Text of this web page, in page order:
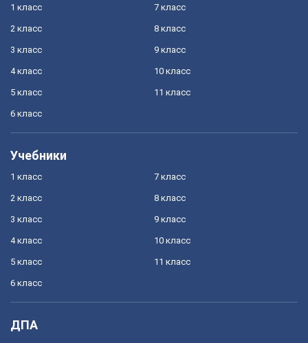
1 класс
2 класс
3 класс
4 класс
5 класс
6 класс
7 класс
8 класс
9 класс
10 класс
11 класс
Учебники
1 класс
2 класс
3 класс
4 класс
5 класс
6 класс
7 класс
8 класс
9 класс
10 класс
11 класс
ДПА